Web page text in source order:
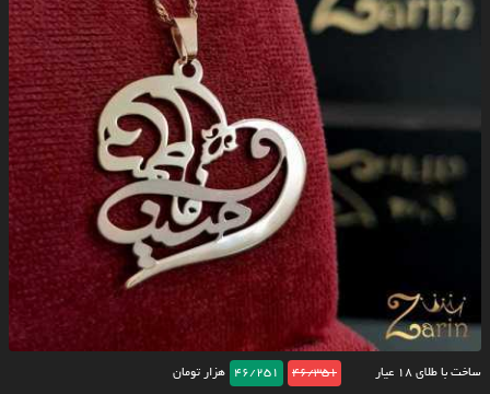
ساخت با طلای ۱۸ عیار 46/351
46/251 هزار تومان